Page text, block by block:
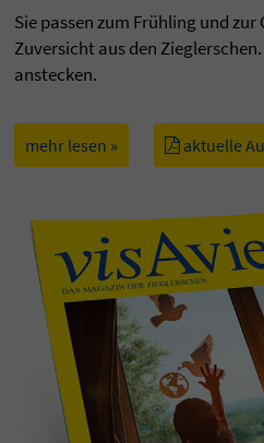
Sie passen zum Frühling und
Zuversicht aus den
anstecken.
mehr lesen » aktuelle